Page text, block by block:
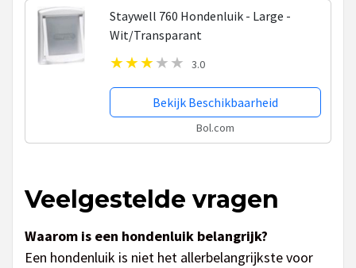
Staywell 760 Hondenluik - Large -
Wit/Transparant
3.0
Bekijk Beschikbaarheid
Bol.com
Veelgestelde vragen
Waarom is een hondenluik belangrijk?
Een hondenluik is niet het allerbelangrijkste voor